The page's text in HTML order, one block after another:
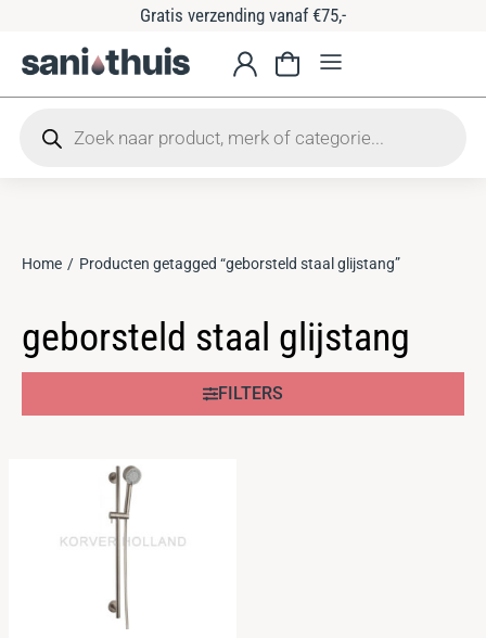
Gratis verzending vanaf €75,-
Je bent hier:
Home Producten getagged “geborsteld staal glijstang”
geborsteld staal glijstang
FILTERS